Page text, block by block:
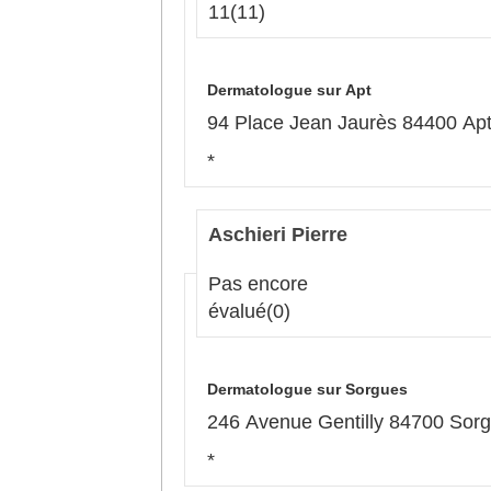
11(11)
Dermatologue sur Apt
94 Place Jean Jaurès 84400 Apt
*
Aschieri Pierre
Pas encore
évalué(0)
Dermatologue sur Sorgues
246 Avenue Gentilly 84700
*